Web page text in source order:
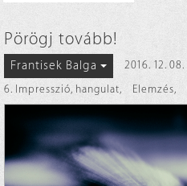
Pörögj tovább!
Frantisek Balga 2016. 12. 08.
6. Impresszió, hangulat, Elemzés,